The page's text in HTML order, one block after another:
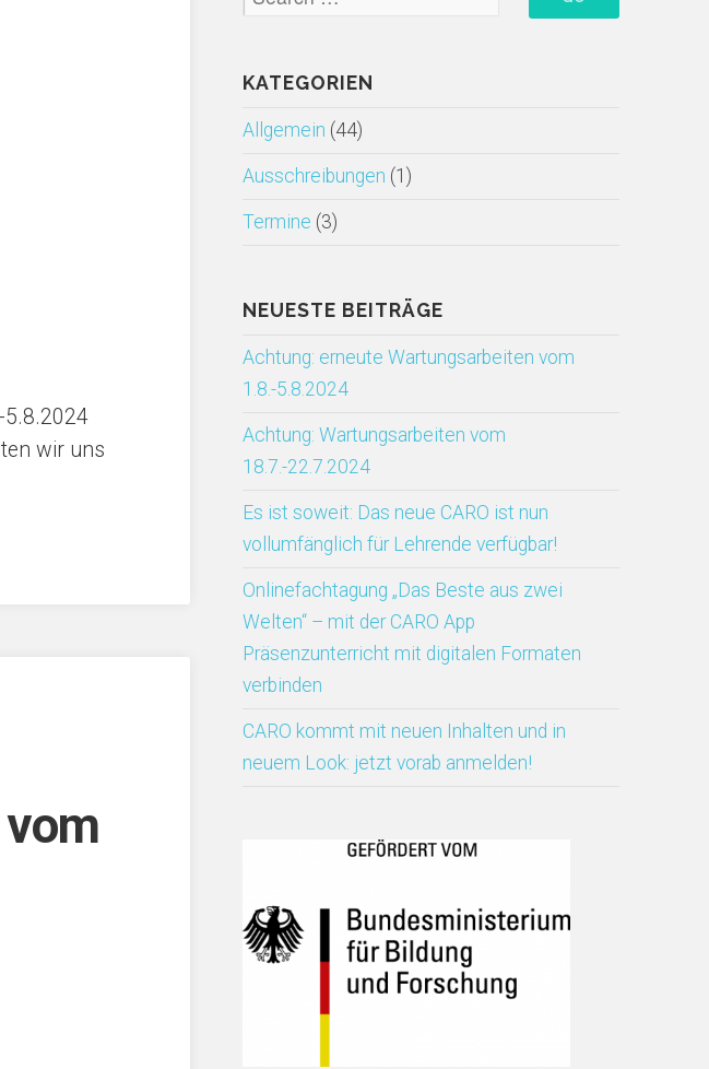
5.8.2024
wir uns
KATEGORIEN
Allgemein (44)
Ausschreibungen (1)
Termine (3)
NEUESTE BEITRÄGE
Achtung: erneute Wartungsarbeiten vom
1.8.-5.8.2024
Achtung: Wartungsarbeiten vom
18.7.-22.7.2024
Es ist soweit: Das neue CARO ist nun
vollumfänglich für Lehrende verfügbar!
Onlinefachtagung „Das Beste aus zwei
Welten“ – mit der CARO App
Präsenzunterricht mit digitalen Formaten
verbinden
CARO kommt mit neuen Inhalten und in
neuem Look: jetzt vorab anmelden!